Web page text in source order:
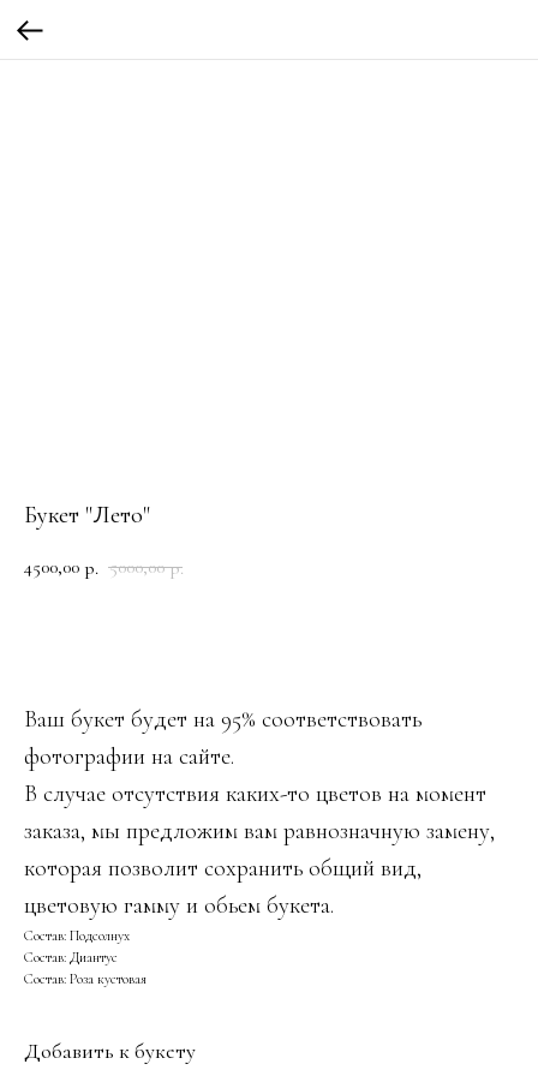
Букет "Лето"
4500,00 р. 5000,00 р.
Ваш букет будет на 95% соответствовать
фотографии на сайте.
В случае отсутствия каких-то цветов на момент
заказа, мы предложим вам равнозначную замену,
которая позволит сохранить общий вид,
цветовую гамму и обьем букета.
Состав: Подсолнух
Состав: Диантус
Состав: Роза кустовая
Добавить к букету